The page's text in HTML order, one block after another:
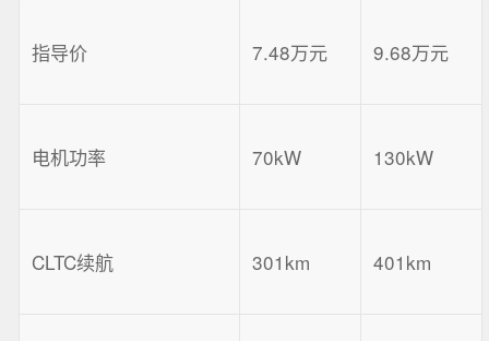
指导价 7.48万元 9.68万元
电机功率 70kW 130kW
CLTC续航 301km 401km